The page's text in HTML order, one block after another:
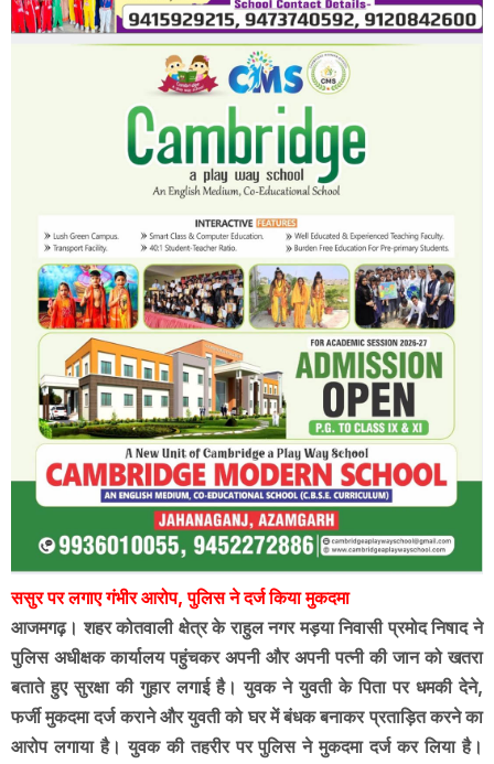
ससुर पर लगाए गंभीर आरोप, पुलिस ने दर्ज किया मुकदमा
आजमगढ़। शहर कोतवाली क्षेत्र के राहुल नगर मड़या निवासी प्रमोद निषाद ने
पुलिस अधीक्षक कार्यालय पहुंचकर अपनी और अपनी पत्नी की जान को खतरा
बताते हुए सुरक्षा की गुहार लगाई है। युवक ने युवती के पिता पर धमकी देने,
फर्जी मुकदमा दर्ज कराने और युवती को घर में बंधक बनाकर प्रताड़ित करने का
आरोप लगाया है। युवक की तहरीर पर पुलिस ने मुकदमा दर्ज कर लिया है।